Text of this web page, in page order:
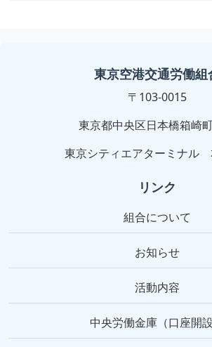
東京空港交通労働組
〒103-0015
東京都中央区日本橋箱崎
東京シティエアターミナル
リンク
組合について
お知らせ
活動内容
中央労働金庫（口座開設